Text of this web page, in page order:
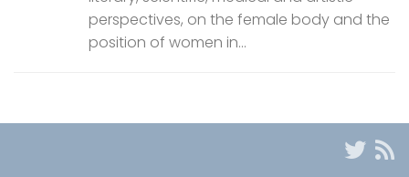
perspectives, on the female body and the
position of women in...